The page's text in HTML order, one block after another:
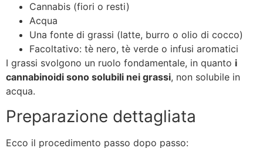
Cannabis (fiori o resti)
Acqua
Una fonte di grassi (latte, burro o olio di cocco)
Facoltativo: tè nero, tè verde o infusi aromatici
I grassi svolgono un ruolo fondamentale, in quanto i
cannabinoidi sono solubili nei grassi, non solubile in
acqua.
Preparazione dettagliata
Ecco il procedimento passo dopo passo: